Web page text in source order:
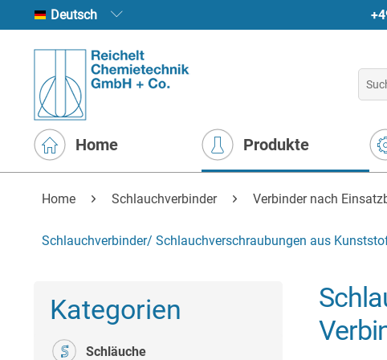
Deutsch
Home Produkte
Home Schlauchverbinder Verbinder nach
Schlauchverbinder/ Schlauchverschraubungen aus
Kategorien
Schläuche